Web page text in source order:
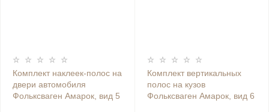
Комплект наклеек-полос на
двери автомобиля
Фольксваген Амарок, вид 5
Комплект вертикальных
полос на кузов
Фольксваген Амарок, вид 6